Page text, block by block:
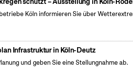
Köln informieren Sie über
Infrastruktur in Köln-Deutz
und geben Sie eine Stellungnahme ab.